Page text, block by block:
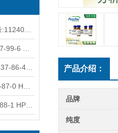
产品介绍：
品牌
纯度